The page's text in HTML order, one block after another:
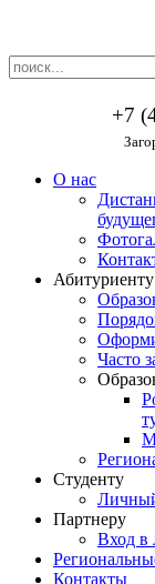
+7
О нас
Абитуриенту
Часто
Студенту
Партнеру
Вход в
Контакты